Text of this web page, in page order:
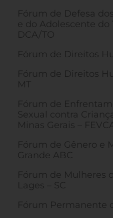
Fórum de Defesa
e do Adolescente do
DCA/TO
Fórum de Direitos
Fórum de Direitos
MT
Fórum de
Sexual contra
Minas Gerais –
Fórum de Gênero e
Grande ABC
Fórum de Mulheres
Lages – SC
Fórum Permanente